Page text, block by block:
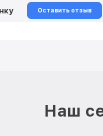
Оставить отзыв
Наш